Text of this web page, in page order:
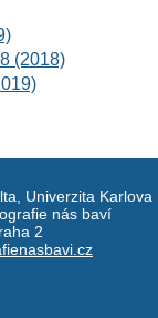
(2018)
Univerzita Karlova
nás baví
2